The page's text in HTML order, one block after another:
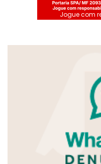
Jogue com